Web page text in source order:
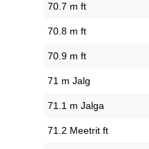
70.7 m ft
70.8 m ft
70.9 m ft
71 m Jalg
71.1 m Jalga
71.2 Meetrit ft